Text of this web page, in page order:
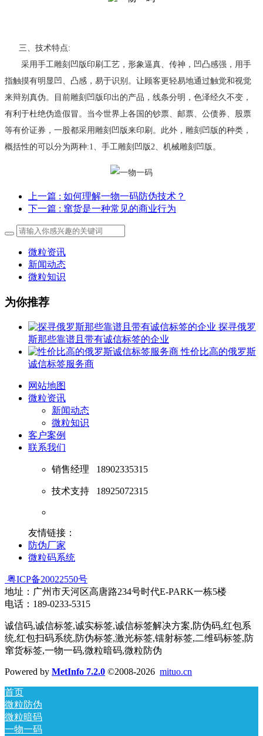
三、技术特点:
采用手工雕刻凹版印刷工艺，形象逼真、传神，凹凸感强，用手
指触摸有明显凹、凸感，易于识别。让顾客更轻易地通过触觉和视觉
来辩别真伪。目前雕刻凹版印出的产品，线条分明，色泽经久不变，
有利于杜绝伪造假冒。当今世界上各国的钞票、邮票、公债券、股票
等有价证券，一股都采用雕刻凹版来印刷。此外，雕刻凹版的种类，
概括性的可以分为两种:1、手工雕刻凹版2、机械雕刻凹版。
上一篇 : 如何理解一物一码防伪技术？
下一篇 : 窜货是一种常见的商业行为
微粒资讯
新闻动态
微粒知识
为你推荐
探寻俄罗
斯那些靠谱且带有诚信标签的企业
性价比高的俄罗斯
诚信标签服务商
网站地图
微粒资讯
新闻动态
微粒知识
客户案例
联系我们
销售经理 18902335315
技术支持 18925072315
友情链接：
防伪厂家
微粒码系统
粤ICP备20022550号
地址：广州市天河区高唐路234号时代E-PARK一栋5楼
电话：189-0233-5315
诚信码,诚信标签,诚实标签,诚信标签解决方案,防伪码,红包系
统,红包扫码系统,防伪标签,激光标签,镭射标签,二维码标签,防
窜货标签,一物一码,微粒暗码,微粒防伪
Powered by MetInfo 7.2.0 ©2008-2026 mituo.cn
首页
微粒防伪
微粒暗码
一物一码